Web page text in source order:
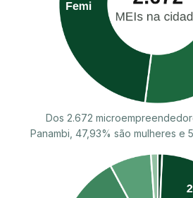
Dos 2.672
Panambi, 47,93% são mulheres e